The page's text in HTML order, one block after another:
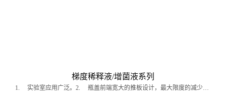
梯度稀释液/增菌液系列
1. 实验室应用广泛。2. 瓶盖前端宽大的推板设计，最大限度的减少开盖时接触污染的可能性。3. 瓶盖后端胶缝的设计，便于单手自如地操控盖子的打开角度，使操作更方便、合理、快捷。